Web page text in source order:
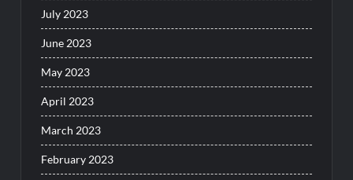
July 2023
June 2023
May 2023
April 2023
March 2023
February 2023